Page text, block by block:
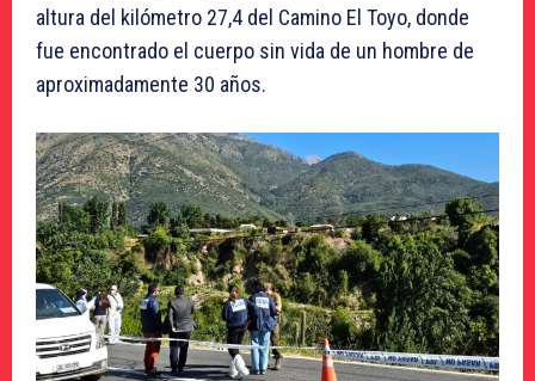
altura del kilómetro 27,4 del Camino El Toyo, donde
fue encontrado el cuerpo sin vida de un hombre de
aproximadamente 30 años.